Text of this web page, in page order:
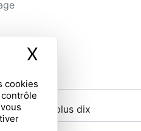
cookies
X
font cinq plus dix